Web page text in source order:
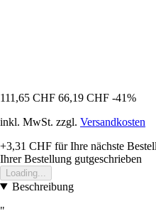
111,65 CHF 66,19 CHF -41%
inkl. MwSt. zzgl. Versandkosten
+3,31 CHF für Ihre nächste
Ihrer Bestellung gutgeschrieben
Loading...
Beschreibung
"